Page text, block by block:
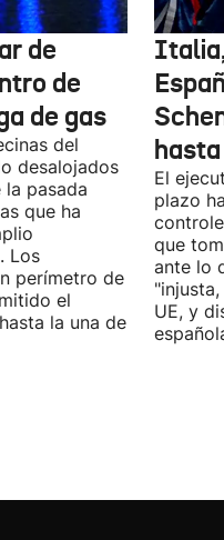
de
de
de gas
del
desalojados
pasada
que ha
Los
perímetro de
el
la una de
El
plazo
que
ante lo
UE, y